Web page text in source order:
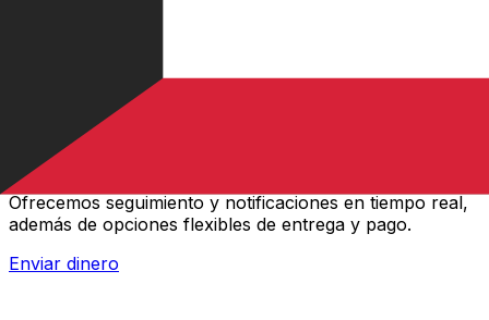
Transferencias de dinero internacionales Xe
Envíe dinero en línea de forma rápida, segura y fácil.
Ofrecemos seguimiento y notificaciones en tiempo real,
además de opciones flexibles de entrega y pago.
Enviar dinero